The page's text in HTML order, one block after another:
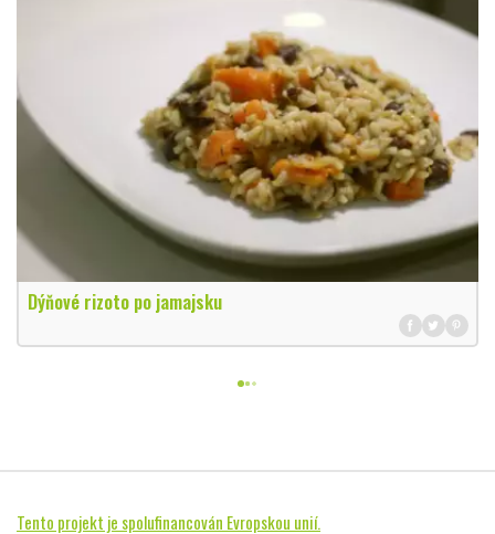
Dýňové rizoto po jamajsku
Tento projekt je spolufinancován Evropskou unií.